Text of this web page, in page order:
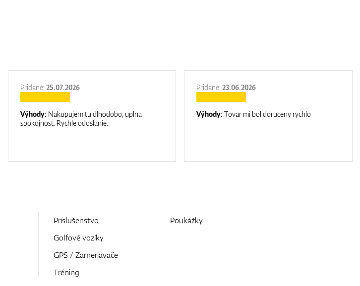
Pridane:25.07.2026
Výhody: Nakupujem tu dlhodobo, uplna
spokojnost. Rychle odoslanie.
Pridane:23.06.2026
Výhody:Tovar mi bol doruceny rychlo
Príslušenstvo
Golfové vozíky
GPS / Zameriavače
Tréning
Poukážky